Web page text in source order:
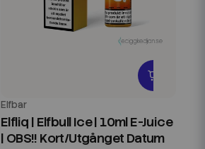
Elfbar
Elfliq | Elfbull Ice | 10ml E-Juice
| OBS!! Kort/Utgånget Datum